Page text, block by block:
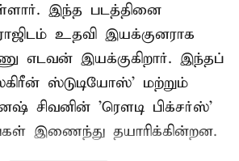
இந்த படத்தினை
உதவி இயக்குனராக
எடவன் இயக்குகிறார். இந்தப்
ஸ்டுடியோஸ்' மற்றும்
சிவனின் 'ரௌடி பிக்சர்ஸ்'
இணைந்து தயாரிக்கின்றன.